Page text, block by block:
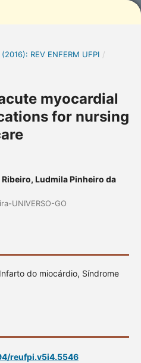
REV ENFERM UFPI /
myocardial
for nursing
Ludmila Pinheiro da
UNIVERSO-GO
do miocárdio, Síndrome
reufpi.v5i4.5546